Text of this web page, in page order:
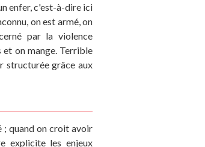
enfer, c'est-à-dire ici
on est armé, on
par la violence
et on mange. Terrible
structurée grâce aux
; quand on croit avoir
explicite les enjeux